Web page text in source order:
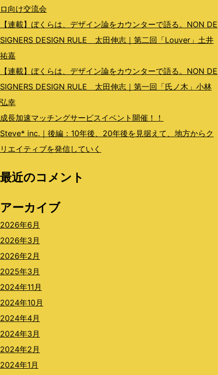
ン
ロ向け交流会
【連載】ぼくらは、デザイン論をカウンターで語る。NON DE
SIGNERS DESIGN RULE 太田伸志｜第二回「Louver」土井
祐嘉
【連載】ぼくらは、デザイン論をカウンターで語る。NON DE
SIGNERS DESIGN RULE 太田伸志｜第一回「氏ノ木」小林
弘幸
成長加速マッチングサービスイベント開催！！
Steve* inc.｜後編：10年後、20年後を見据えて、地方からク
リエイティブを発信していく
最近のコメント
アーカイブ
2026年6月
2026年3月
2026年2月
2025年3月
2024年11月
2024年10月
2024年4月
2024年3月
2024年2月
2024年1月